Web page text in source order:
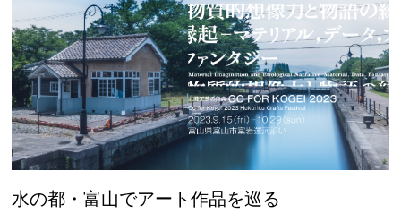
水の都・富山でアート作品を巡る